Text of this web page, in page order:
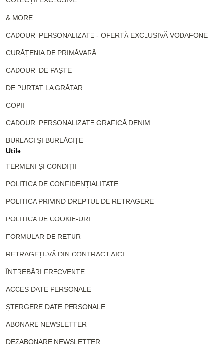
& MORE
CADOURI PERSONALIZATE - OFERTĂ EXCLUSIVĂ VODAFONE
CURĂȚENIA DE PRIMĂVARĂ
CADOURI DE PAȘTE
DE PURTAT LA GRĂTAR
COPII
CADOURI PERSONALIZATE GRAFICĂ DENIM
BURLACI ȘI BURLĂCIȚE
Utile
TERMENI ȘI CONDIȚII
POLITICA DE CONFIDENȚIALITATE
POLITICA PRIVIND DREPTUL DE RETRAGERE
POLITICA DE COOKIE-URI
FORMULAR DE RETUR
RETRAGEȚI-VĂ DIN CONTRACT AICI
ÎNTREBĂRI FRECVENTE
ACCES DATE PERSONALE
ȘTERGERE DATE PERSONALE
ABONARE NEWSLETTER
DEZABONARE NEWSLETTER